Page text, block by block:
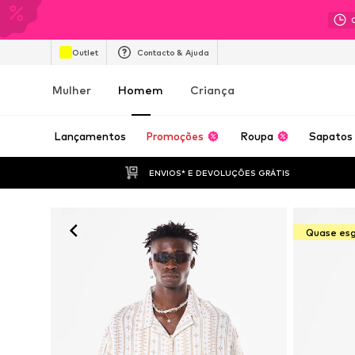
Outlet Contacto & Ajuda
Mulher Homem Criança
Lançamentos Promoções Roupa Sapatos
ENVIOS* E DEVOLUÇÕES GRÁTIS
Quase